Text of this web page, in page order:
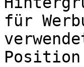
für